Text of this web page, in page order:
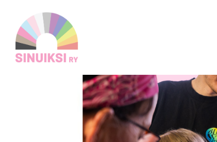
sivun
sisältöön
Sinuiksi ry